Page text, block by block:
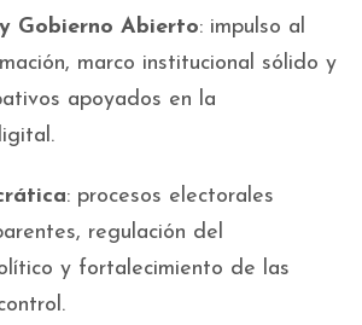
Gobierno Abierto: impulso al
marco institucional sólido y
apoyados en la
: procesos electorales
regulación del
y fortalecimiento de las